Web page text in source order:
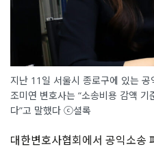
지난 11일 서울시 종로구에 있는
조미연 변호사는 “소송비용 감액
다”고 말했다 ⓒ셜록
대한변호사협회에서 공익소송